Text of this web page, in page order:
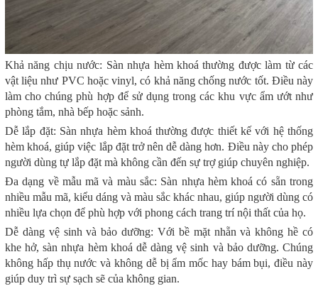
Khả năng chịu nước: Sàn nhựa hèm khoá thường được làm từ các
vật liệu như PVC hoặc vinyl, có khả năng chống nước tốt. Điều này
làm cho chúng phù hợp để sử dụng trong các khu vực ẩm ướt như
phòng tắm, nhà bếp hoặc sảnh.
Dễ lắp đặt: Sàn nhựa hèm khoá thường được thiết kế với hệ thống
hèm khoá, giúp việc lắp đặt trở nên dễ dàng hơn. Điều này cho phép
người dùng tự lắp đặt mà không cần đến sự trợ giúp chuyên nghiệp.
Đa dạng về mẫu mã và màu sắc: Sàn nhựa hèm khoá có sẵn trong
nhiều mẫu mã, kiểu dáng và màu sắc khác nhau, giúp người dùng có
nhiều lựa chọn để phù hợp với phong cách trang trí nội thất của họ.
Dễ dàng vệ sinh và bảo dưỡng: Với bề mặt nhẵn và không hề có
khe hở, sàn nhựa hèm khoá dễ dàng vệ sinh và bảo dưỡng. Chúng
không hấp thụ nước và không dễ bị ẩm mốc hay bám bụi, điều này
giúp duy trì sự sạch sẽ của không gian.